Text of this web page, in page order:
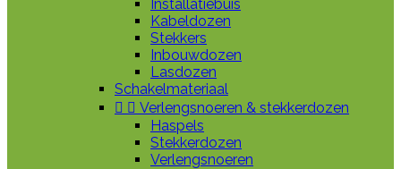
Installatiebuis
Kabeldozen
Stekkers
Inbouwdozen
Lasdozen
Schakelmateriaal
  Verlengsnoeren & stekkerdozen
Haspels
Stekkerdozen
Verlengsnoeren